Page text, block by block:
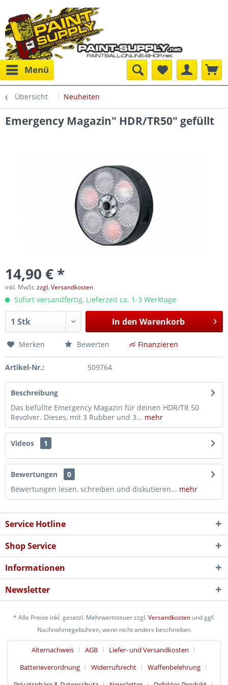
Menü
Übersicht Neuheiten
Emergency Magazin" HDR/TR50" gefüllt
14,90 € *
inkl. MwSt.zzgl. Versandkosten
Sofort versandfertig, Lieferzeit ca. 1-3 Werktage
In den Warenkorb
Merken Bewerten Finanzieren
Artikel-Nr.: 509764
Beschreibung
Das befüllte Emergency Magazin für deinen HDR/TR 50
Revolver. Dieses, mit 3 Rubber und 3... mehr
Videos 1
Bewertungen
0
Bewertungen lesen, schreiben und diskutieren... mehr
Service Hotline
Shop Service
Informationen
Newsletter
* Alle Preise inkl. gesetzl. Mehrwertsteuer zzgl.Versandkosten und ggf.
Nachnahmegebühren, wenn nicht anders beschrieben
Alternachweis AGB
Liefer- und Versandkosten
Batterieverordnung
Widerrufsrecht
Waffenbelehrung